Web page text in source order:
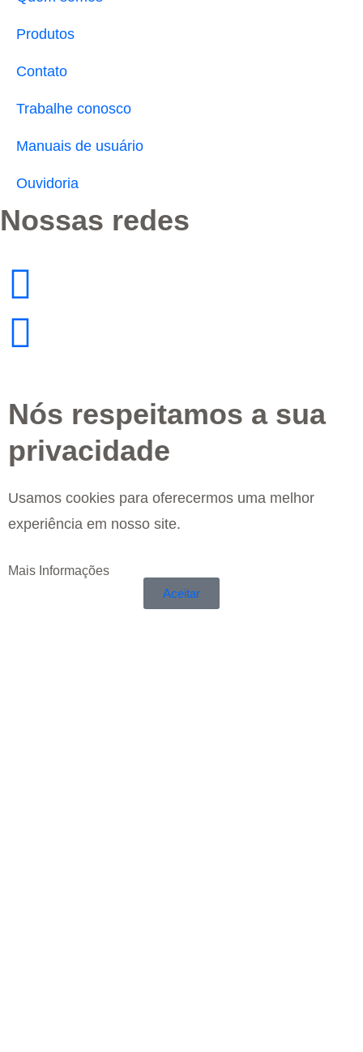
Produtos
Contato
Trabalhe conosco
Manuais de usuário
Ouvidoria
Nossas redes
Nós respeitamos a sua
privacidade
Usamos cookies para oferecermos uma melhor
experiência em nosso site.
Mais Informações
Aceitar